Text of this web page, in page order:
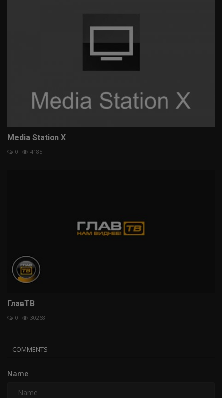
Media Station X
0 4185
ГлавТВ
0 30268
COMMENTS
Name